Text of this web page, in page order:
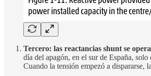
Tercero: las reactancias shunt se
día del apagón, en el sur de España,
Cuando la tensión empezó a dispararse,